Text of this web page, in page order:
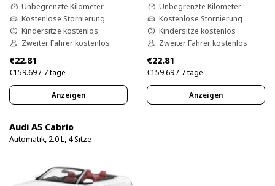
Unbegrenzte Kilometer
Kostenlose Stornierung
Kindersitze kostenlos
Zweiter Fahrer kostenlos
€22.81
€159.69 / 7 tage
Anzeigen
Unbegrenzte Kilometer
Kostenlose Stornierung
Kindersitze kostenlos
Zweiter Fahrer kostenlos
€22.81
€159.69 / 7 tage
Anzeigen
Audi A5 Cabrio
Automatik, 2.0 L, 4 Sitze